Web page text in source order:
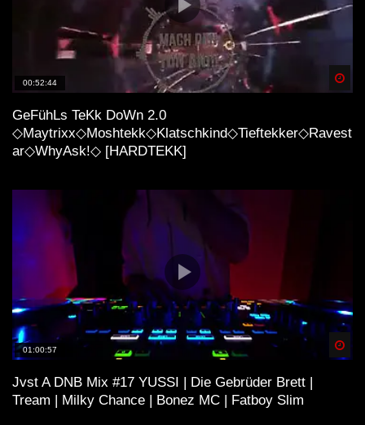
00:52:44
GeFühLs TeKk DoWn 2.0
◇Maytrixx◇Moshtekk◇Klatschkind◇Tieftekker◇Ravest
ar◇WhyAsk!◇ [HARDTEKK]
01:00:57
Jvst A DNB Mix #17 YUSSI | Die Gebrüder Brett |
Tream | Milky Chance | Bonez MC | Fatboy Slim